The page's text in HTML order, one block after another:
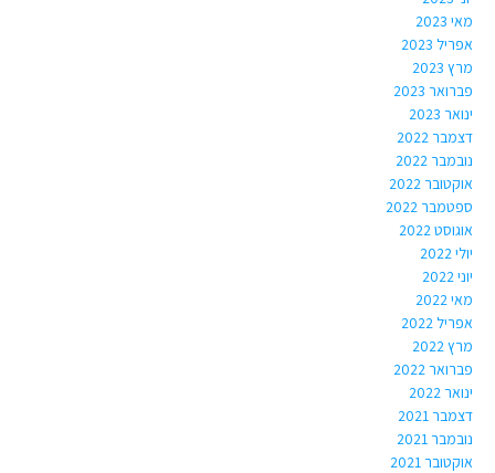
מאי 2023
אפריל 2023
מרץ 2023
פברואר 2023
ינואר 2023
דצמבר 2022
נובמבר 2022
אוקטובר 2022
ספטמבר 2022
אוגוסט 2022
יולי 2022
יוני 2022
מאי 2022
אפריל 2022
מרץ 2022
פברואר 2022
ינואר 2022
דצמבר 2021
נובמבר 2021
אוקטובר 2021